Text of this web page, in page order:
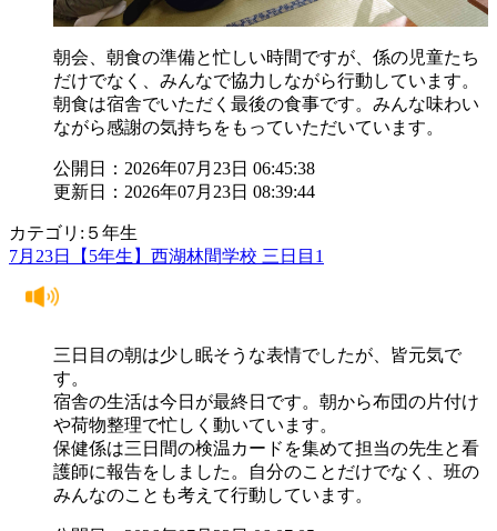
朝会、朝食の準備と忙しい時間ですが、係の児童たち
だけでなく、みんなで協力しながら行動しています。
朝食は宿舎でいただく最後の食事です。みんな味わい
ながら感謝の気持ちをもっていただいています。
公開日：2026年07月23日 06:45:38
更新日：2026年07月23日 08:39:44
カテゴリ:５年生
7月23日【5年生】西湖林間学校 三日目1
三日目の朝は少し眠そうな表情でしたが、皆元気で
す。
宿舎の生活は今日が最終日です。朝から布団の片付け
や荷物整理で忙しく動いています。
保健係は三日間の検温カードを集めて担当の先生と看
護師に報告をしました。自分のことだけでなく、班の
みんなのことも考えて行動しています。